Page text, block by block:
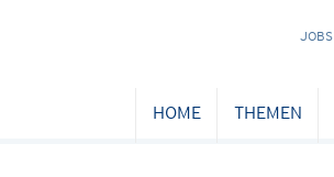
NAVIGATION
JOBS
HOME THEMEN